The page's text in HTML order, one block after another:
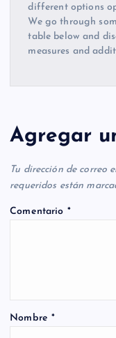
different options
We go through
table below and
measures and
Agregar
Tu dirección de correo
requeridos están
Comentario *
Nombre*